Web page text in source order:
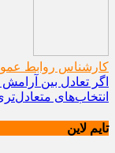
کارشناس روابط
اگر تعادل بین
انتخاب‌های
تایم لاین